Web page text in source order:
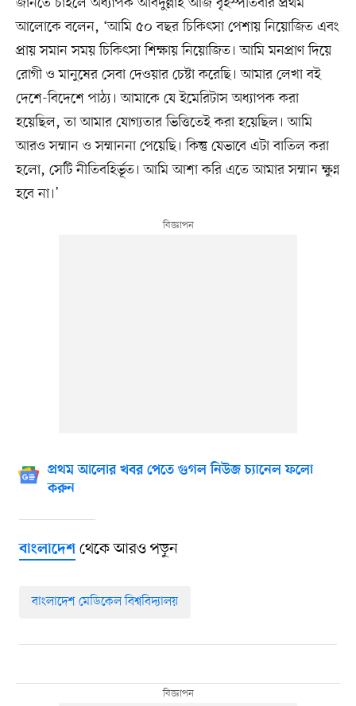
আলোকে বলেন, ‘আমি ৫০ বছর চিকিৎসা পেশায় নিয়োজিত এবং
প্রায় সমান সময় চিকিৎসা শিক্ষায় নিয়োজিত। আমি মনপ্রাণ দিয়ে
রোগী ও মানুষের সেবা দেওয়ার চেষ্টা করেছি। আমার লেখা বই
দেশে-বিদেশে পাঠ্য। আমাকে যে ইমেরিটাস অধ্যাপক করা
হয়েছিল, তা আমার যোগ্যতার ভিত্তিতেই করা হয়েছিল। আমি
আরও সম্মান ও সম্মাননা পেয়েছি। কিন্তু যেভাবে এটা বাতিল করা
হলো, সেটি নীতিবহির্ভূত। আমি আশা করি এতে আমার সম্মান ক্ষুণ্ন
হবে না।’
প্রথম আলোর খবর পেতে গুগল নিউজ চ্যানেল ফলো
করুন
বাংলাদেশথেকে আরও পড়ুন
বাংলাদেশ মেডিকেল বিশ্ববিদ্যালয়